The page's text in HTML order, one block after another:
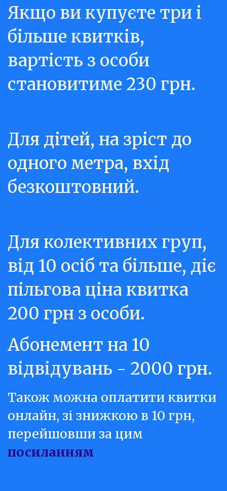
Якщо ви купуєте три і
більше квитків,
вартість з особи
становитиме 230 грн.
Для дітей, на зріст до
одного метра, вхід
безкоштовний.
Для колективних груп,
від 10 осіб та більше, діє
пільгова ціна квитка
200 грн з особи.
Абонемент на 10
відвідувань - 2000 грн.
Також можна оплатити квитки
онлайн, зі знижкою в 10 грн,
посиланням